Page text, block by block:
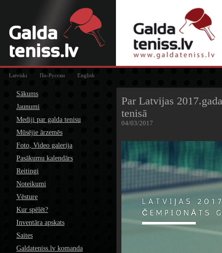
Latviski По-Русски English
Sākums
Jaunumi
Mediji par galda tenisu
Mūsējie ārzemēs
Foto, Video galerija
Pasākumu kalendārs
Reitingi
Noteikumi
Vēsture
Kur spēlēt?
Inventāra apskats
Saites
Galdateniss.lv komanda
Par Latvijas
tenisā
04/03/2017